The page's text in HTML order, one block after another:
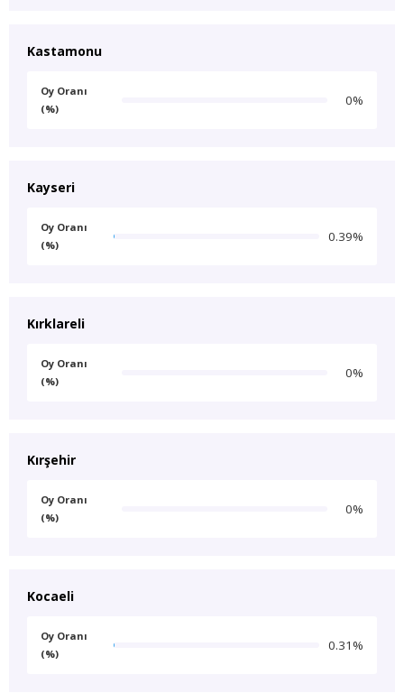
Kastamonu
Oy Oranı
(%)
0%
Kayseri
Oy Oranı
(%)
0.39%
Kırklareli
Oy Oranı
(%)
0%
Kırşehir
Oy Oranı
(%)
0%
Kocaeli
Oy Oranı
(%)
0.31%